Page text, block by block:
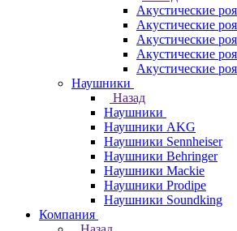
Акустические
Акустические
Акустические
Акустические
Акустические
Наушники
Назад
Наушники
Наушники AKG
Наушники Sennheiser
Наушники Behringer
Наушники Mackie
Наушники Prodipe
Наушники Soundking
Компания